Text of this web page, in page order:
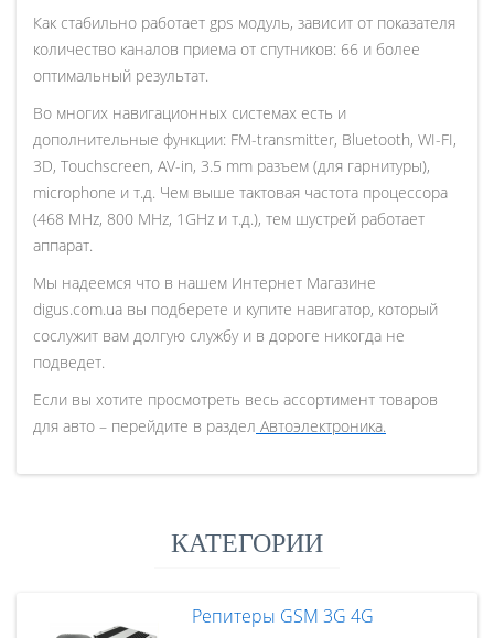
Как стабильно работает gps модуль, зависит от показателя
количество каналов приема от спутников: 66 и более
оптимальный результат.
Во многих навигационных системах есть и
дополнительные функции: FM-transmitter, Bluetooth, WI-FI,
3D, Touchscreen, AV-in, 3.5 mm разъем (для гарнитуры),
microphone и т.д. Чем выше тактовая частота процессора
(468 MHz, 800 MHz, 1GHz и т.д.), тем шустрей работает
аппарат.
Мы надеемся что в нашем Интернет Магазине
digus.com.ua вы подберете и купите навигатор, который
сослужит вам долгую службу и в дороге никогда не
подведет.
Если вы хотите просмотреть весь ассортимент товаров
для авто – перейдите в раздел Автоэлектроника.
КАТЕГОРИИ
Репитеры GSM 3G 4G